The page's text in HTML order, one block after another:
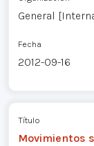
General
Fecha
2012-09-16
Título
Movimientos